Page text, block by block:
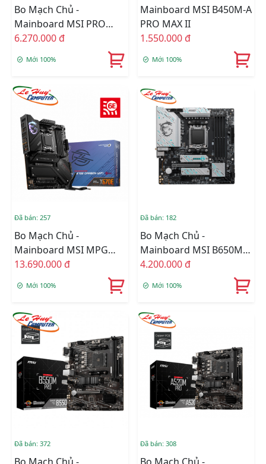
Bo Mạch Chủ -
Mainboard MSI PRO
X870-P WIFI AM5
6.270.000 đ
Mới 100%
Mainboard MSI B450M-A
PRO MAX II
1.550.000 đ
Mới 100%
Đã bán: 257
Bo Mạch Chủ -
Mainboard MSI MPG
X670E CARBON WIFI
13.690.000 đ
Mới 100%
Đã bán: 182
Bo Mạch Chủ -
Mainboard MSI B650M
Gaming Plus Wifi DDR5
4.200.000 đ
Mới 100%
Đã bán: 372
Bo Mạch Chủ -
Đã bán: 308
Bo Mạch Chủ -